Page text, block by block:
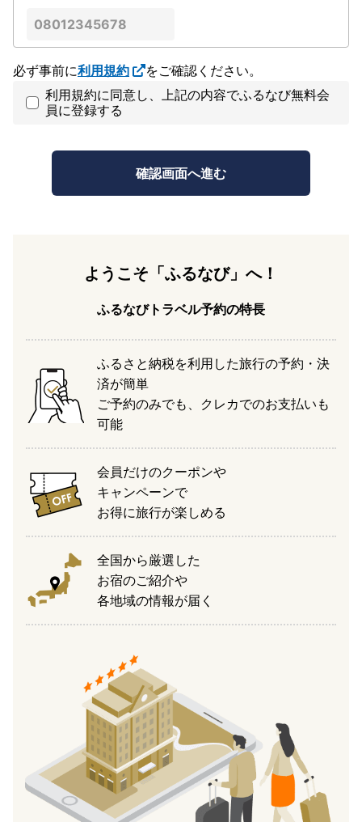
必ず事前に利用規約
をご確認ください。
利用規約に同意し、上記の内容でふるなび無料会
員に登録する
ようこそ「ふるなび」へ！
ふるなびトラベル予約の特長
ふるさと納税を利用した旅行の予約・決
済が簡単
ご予約のみでも、クレカでのお支払いも
可能
会員だけのクーポンや
キャンペーンで
お得に旅行が楽しめる
全国から厳選した
お宿のご紹介や
各地域の情報が届く